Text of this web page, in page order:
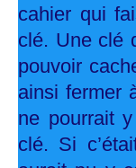
cahier qui
clé. Une clé
pouvoir
ainsi fermer
ne pourrait
clé. Si